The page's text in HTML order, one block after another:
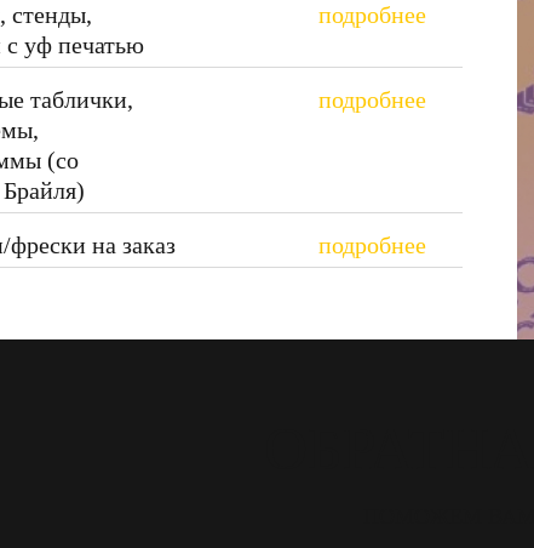
стенды,
с уф печатью
таблички,
(со
на заказ